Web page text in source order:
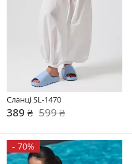
Сланці SL-1470
389 ₴ 599 ₴
- 70%